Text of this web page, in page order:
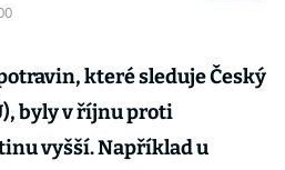
které sleduje Český
byly v říjnu proti
vyšší. Například u